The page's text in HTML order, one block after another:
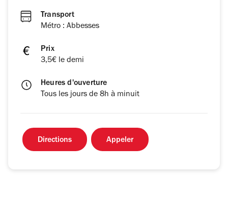
Transport
Métro : Abbesses
Prix
3,5€ le demi
Heures d'ouverture
Tous les jours de 8h à minuit
Directions Appeler